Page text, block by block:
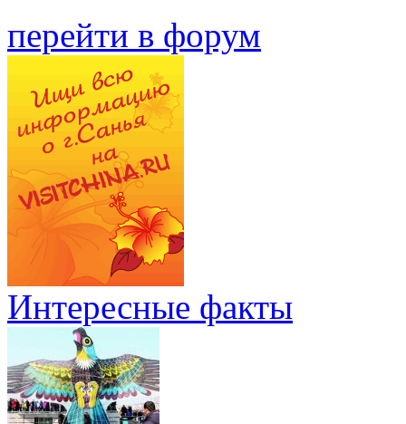
перейти в форум
Интересные факты